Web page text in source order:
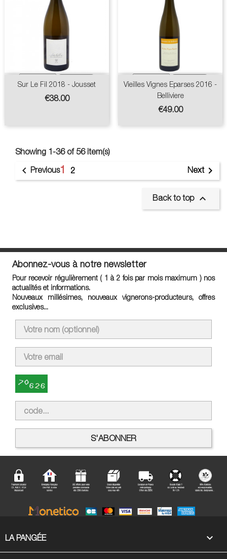
Sur Le Fil 2018 - Jousset
Price
€38.00
Vieilles Vignes Eparses 2016 -
Belliviere
Price
€49.00
Showing 1-36 of 56 item(s)
 Previous1 2 Next
Back to top 
Abonnez-vous à notre newsletter
Pour recevoir régulièrement ( 1 à 2 fois par mois maximum ) nos
actualités et informations.
Nouveaux millésimes, nouveaux vignerons-producteurs, offres
exclusives...
LA PANGÉE 